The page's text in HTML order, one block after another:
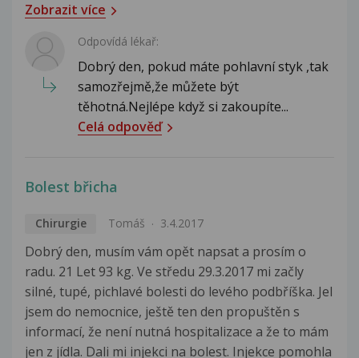
Zobrazit více
Odpovídá lékař:
Dobrý den, pokud máte pohlavní styk ,tak
samozřejmě,že můžete být
těhotná.Nejlépe když si zakoupíte...
Celá odpověď
Bolest břicha
Chirurgie Tomáš 3.4.2017
Dobrý den, musím vám opět napsat a prosím o
radu. 21 Let 93 kg. Ve středu 29.3.2017 mi začly
silné, tupé, pichlavé bolesti do levého podbříška. Jel
jsem do nemocnice, ještě ten den propuštěn s
informací, že není nutná hospitalizace a že to mám
jen z jídla. Dali mi injekci na bolest. Injekce pomohla